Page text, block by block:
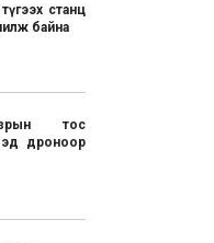
станц
байна
тос
дроноор